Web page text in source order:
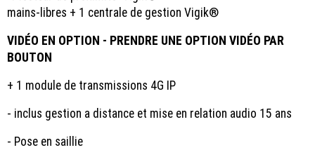
mains-libres + 1 centrale de gestion Vigik®
VIDÉO EN OPTION - PRENDRE UNE OPTION VIDÉO PAR
BOUTON
+ 1 module de transmissions 4G IP
- inclus gestion a distance et mise en relation audio 15 ans
- Pose en saillie